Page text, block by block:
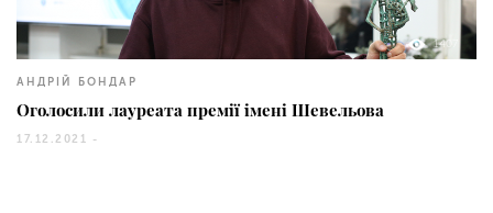
1407
АНДРІЙ БОНДАР
Оголосили лауреата премії імені Шевельова
17.12.2021 -